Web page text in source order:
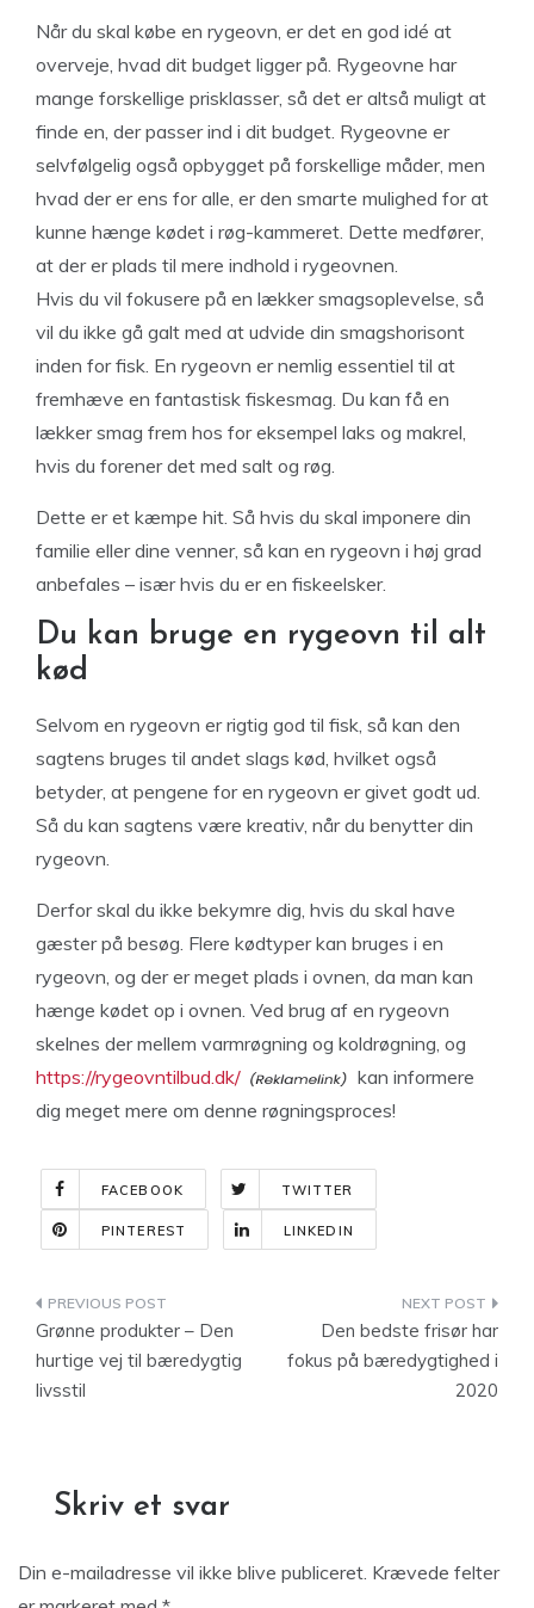
Når du skal købe en rygeovn, er det en god idé at
overveje, hvad dit budget ligger på. Rygeovne har
mange forskellige prisklasser, så det er altså muligt at
finde en, der passer ind i dit budget. Rygeovne er
selvfølgelig også opbygget på forskellige måder, men
hvad der er ens for alle, er den smarte mulighed for at
kunne hænge kødet i røg-kammeret. Dette medfører,
at der er plads til mere indhold i rygeovnen.
Hvis du vil fokusere på en lækker smagsoplevelse, så
vil du ikke gå galt med at udvide din smagshorisont
inden for fisk. En rygeovn er nemlig essentiel til at
fremhæve en fantastisk fiskesmag. Du kan få en
lækker smag frem hos for eksempel laks og makrel,
hvis du forener det med salt og røg.
Dette er et kæmpe hit. Så hvis du skal imponere din
familie eller dine venner, så kan en rygeovn i høj grad
anbefales – især hvis du er en fiskeelsker.
Du kan bruge en rygeovn til alt
kød
Selvom en rygeovn er rigtig god til fisk, så kan den
sagtens bruges til andet slags kød, hvilket også
betyder, at pengene for en rygeovn er givet godt ud.
Så du kan sagtens være kreativ, når du benytter din
rygeovn.
Derfor skal du ikke bekymre dig, hvis du skal have
gæster på besøg. Flere kødtyper kan bruges i en
rygeovn, og der er meget plads i ovnen, da man kan
hænge kødet op i ovnen. Ved brug af en rygeovn
skelnes der mellem varmrøgning og koldrøgning, og
https://rygeovntilbud.dk/
kan informere
dig meget mere om denne røgningsproces!
FACEBOOK TWITTER
PINTEREST LINKEDIN
Indlægsnavigation
Grønne produkter – Den
hurtige vej til bæredygtig
livsstil
Den bedste frisør har
fokus på bæredygtighed i
2020
Skriv et svar
Din e-mailadresse vil ikke blive publiceret. Krævede felter